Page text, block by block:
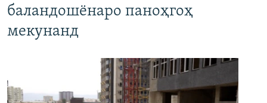
баландошёнаро паноҳгоҳ
мекунанд